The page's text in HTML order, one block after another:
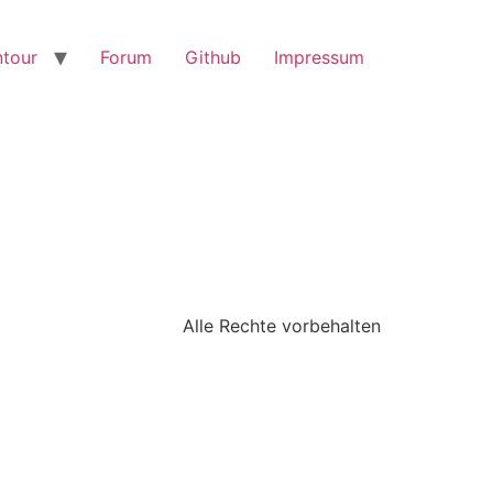
Forum Github Impressum
Alle Rechte vorbehalten